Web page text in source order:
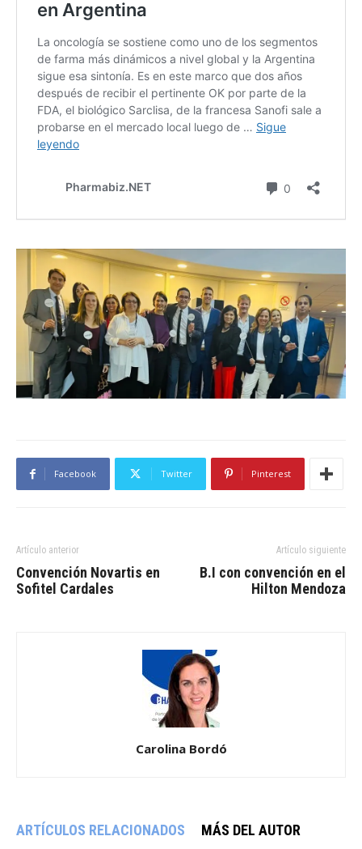
Facebook Twitter Pinterest
Artículo anterior
Convención Novartis en
Sofitel Cardales
Artículo siguiente
B.I con convención en el
Hilton Mendoza
Carolina Bordó
ARTÍCULOS RELACIONADOS MÁS DEL AUTOR